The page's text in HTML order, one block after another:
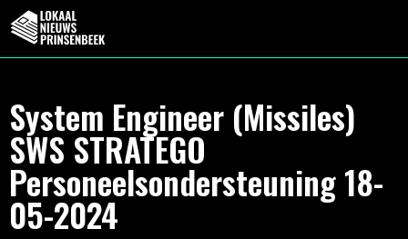
System Engineer (Missiles)
SWS STRATEGO
Personeelsondersteuning 18-
05-2024